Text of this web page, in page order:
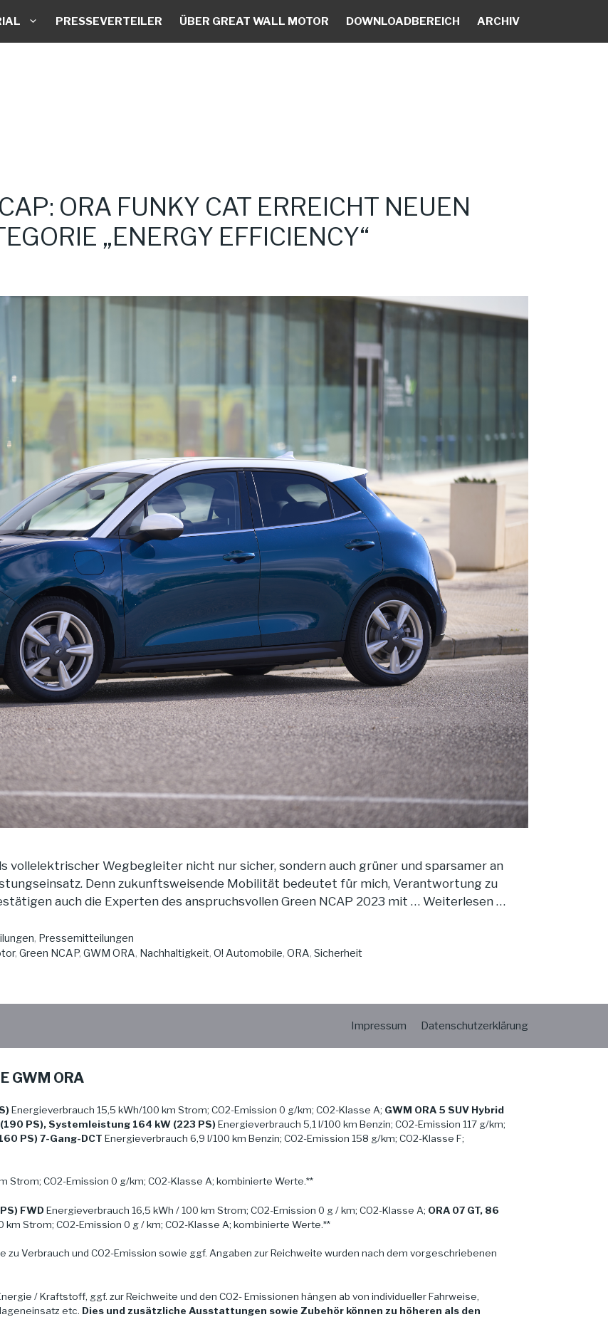
PRESSEVERTEILER ÜBER GREAT WALL MOTOR DOWNLOADBEREICH ARCHIV
ORA FUNKY CAT ERREICHT NEUEN
„ENERGY EFFICIENCY“
vollelektrischer Wegbegleiter nicht nur sicher, sondern auch grüner und sparsamer an
Denn zukunftsweisende Mobilität bedeutet für mich, Verantwortung zu
auch die Experten des anspruchsvollen Green NCAP 2023 mit … Weiterlesen …
, Pressemitteilungen
,Green NCAP,GWM ORA, Nachhaltigkeit,O! Automobile,ORA,Sicherheit
Impressum Datenschutzerklärung
GWM ORA
Energieverbrauch 15,5 kWh/100 km Strom; CO2-Emission 0 g/km; CO2-Klasse A; GWM ORA 5 SUV Hybrid
PS), Systemleistung 164 kW (223 PS) Energieverbrauch 5,1 l/100 km Benzin; CO2-Emission 117 g/km;
PS) 7-Gang-DCT Energieverbrauch 6,9 l/100 km Benzin; CO2-Emission 158 g/km; CO2-Klasse F;
Strom; CO2-Emission 0 g/km; CO2-Klasse A; kombinierte Werte.**
FWD Energieverbrauch 16,5 kWh / 100 km Strom; CO2-Emission 0 g / km; CO2-Klasse A; ORA 07 GT, 86
km Strom; CO2-Emission 0 g / km; CO2-Klasse A; kombinierte Werte.**
zu Verbrauch und CO2-Emission sowie ggf. Angaben zur Reichweite wurden nach dem vorgeschriebenen
/ Kraftstoff, ggf. zur Reichweite und den CO2- Emissionen hängen ab von individueller Fahrweise,
etc. Dies und zusätzliche Ausstattungen sowie Zubehör können zu höheren als den